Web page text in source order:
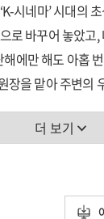
자들에게
준다.
시네마’ 시대의
로 바꾸어 놓았
해에만 해도 아홉
을 맡아 주변의
와 열정’을 쏟아
더 보기